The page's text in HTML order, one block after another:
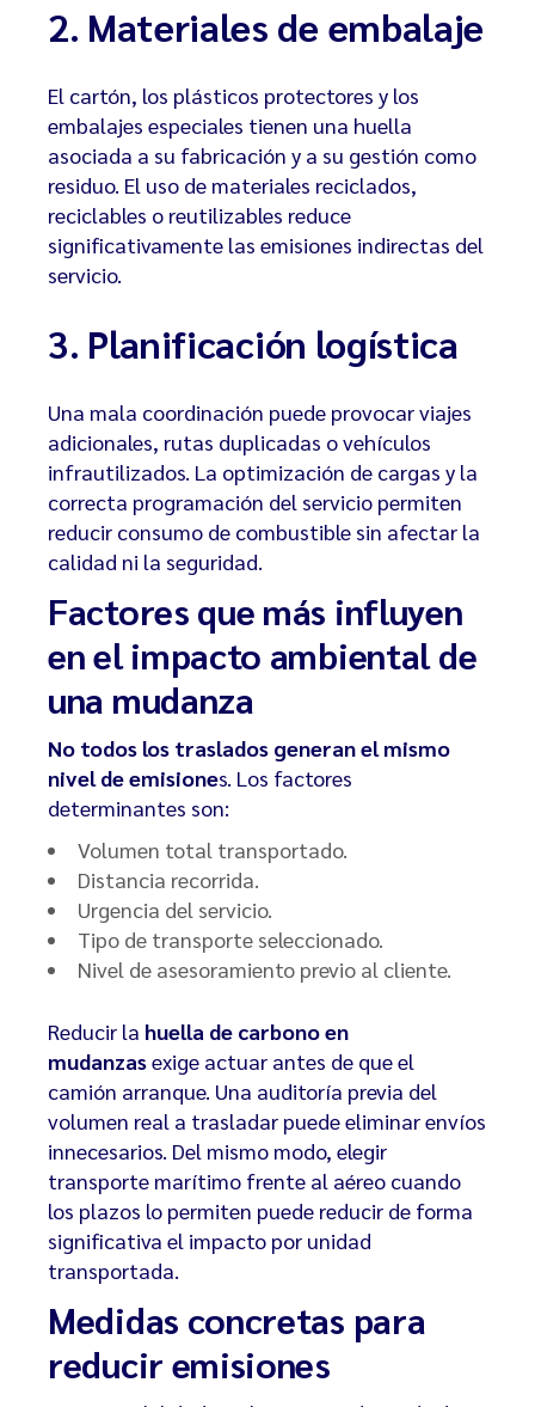
2. Materiales de embalaje
El cartón, los plásticos protectores y los
embalajes especiales tienen una huella
asociada a su fabricación y a su gestión como
residuo. El uso de materiales reciclados,
reciclables o reutilizables reduce
significativamente las emisiones indirectas del
servicio.
3. Planificación logística
Una mala coordinación puede provocar viajes
adicionales, rutas duplicadas o vehículos
infrautilizados. La optimización de cargas y la
correcta programación del servicio permiten
reducir consumo de combustible sin afectar la
calidad ni la seguridad.
Factores que más influyen
en el impacto ambiental de
una mudanza
No todos los traslados generan el mismo
nivel de emisiones. Los factores
determinantes son:
Volumen total transportado.
Distancia recorrida.
Urgencia del servicio.
Tipo de transporte seleccionado.
Nivel de asesoramiento previo al cliente.
Reducir la huella de carbono en
mudanzasexige actuar antes de que el
camión arranque. Una auditoría previa del
volumen real a trasladar puede eliminar envíos
innecesarios. Del mismo modo, elegir
transporte marítimo frente al aéreo cuando
los plazos lo permiten puede reducir de forma
significativa el impacto por unidad
transportada.
Medidas concretas para
reducir emisiones